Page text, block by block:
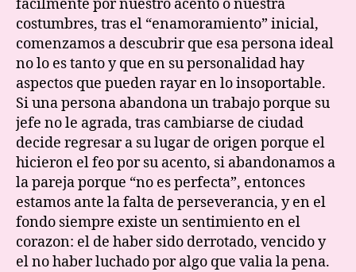
facilmente por nuestro acento o nuestra
costumbres, tras el “enamoramiento” inicial,
comenzamos a descubrir que esa persona ideal
no lo es tanto y que en su personalidad hay
aspectos que pueden rayar en lo insoportable.
Si una persona abandona un trabajo porque su
jefe no le agrada, tras cambiarse de ciudad
decide regresar a su lugar de origen porque el
hicieron el feo por su acento, si abandonamos a
la pareja porque “no es perfecta”, entonces
estamos ante la falta de perseverancia, y en el
fondo siempre existe un sentimiento en el
corazon: el de haber sido derrotado, vencido y
el no haber luchado por algo que valia la pena.